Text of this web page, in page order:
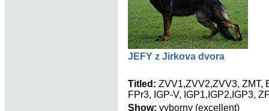
JEFY z Jirkova dvora
Titled: ZVV1,ZVV2,ZVV3, ZMT,
FPr3, IGP-V, IGP1,IGP2,IGP3,
Show: vyborny (excellent)